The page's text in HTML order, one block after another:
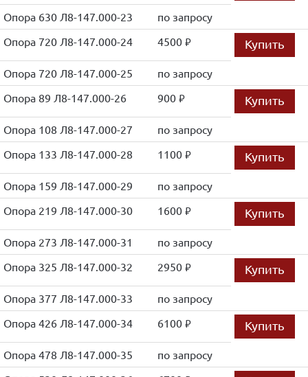
Опора 630 Л8-147.000-23
по запросу
Опора 720 Л8-147.000-24
4500 руб. Купить
Опора 720 Л8-147.000-25
по запросу
Опора 89 Л8-147.000-26
900 руб. Купить
Опора 108 Л8-147.000-27
по запросу
Опора 133 Л8-147.000-28
1100 руб. Купить
Опора 159 Л8-147.000-29
по запросу
Опора 219 Л8-147.000-30
1600 руб. Купить
Опора 273 Л8-147.000-31
по запросу
Опора 325 Л8-147.000-32
2950 руб. Купить
Опора 377 Л8-147.000-33
по запросу
Опора 426 Л8-147.000-34
6100 руб. Купить
Опора 478 Л8-147.000-35
по запросу